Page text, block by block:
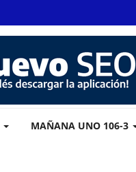
MAÑANA UNO 106-3